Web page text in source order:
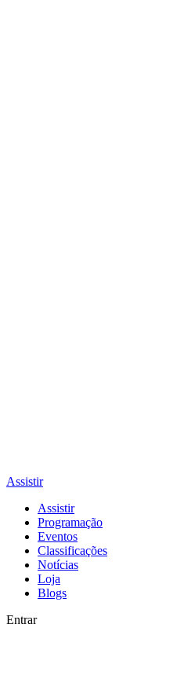
Assistir
Assistir
Programação
Eventos
Classificações
Notícias
Loja
Blogs
Entrar